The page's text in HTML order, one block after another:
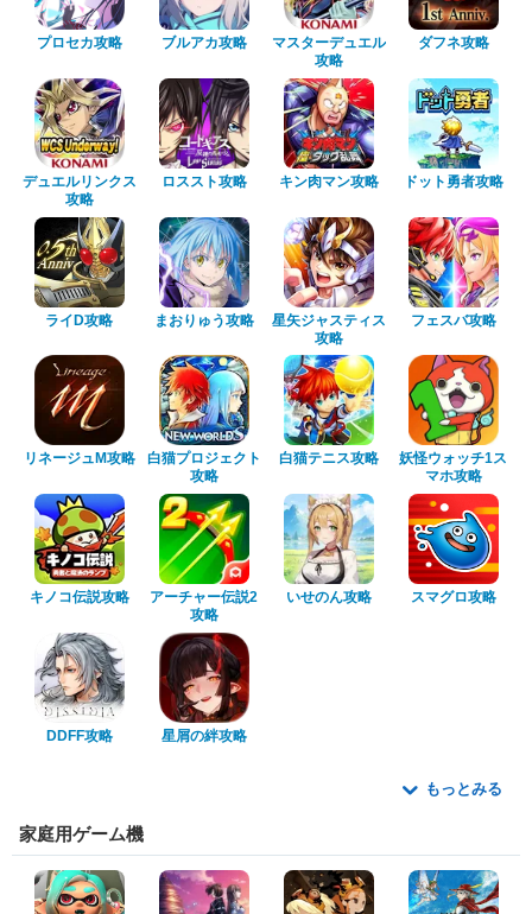
プロセカ攻略 ブルアカ攻略
マスターデュエル
攻略
ダフネ攻略
デュエルリンクス
攻略
ロススト攻略 キン肉マン攻略 ドット勇者攻略
ライD攻略 まおりゅう攻略
星矢ジャスティス
攻略
フェスバ攻略
リネージュM攻略
白猫プロジェクト
攻略
白猫テニス攻略
妖怪ウォッチ1ス
マホ攻略
キノコ伝説攻略
アーチャー伝説2
攻略
いせのん攻略 スマグロ攻略
DDFF攻略 星屑の絆攻略
もっとみる
家庭用ゲーム機